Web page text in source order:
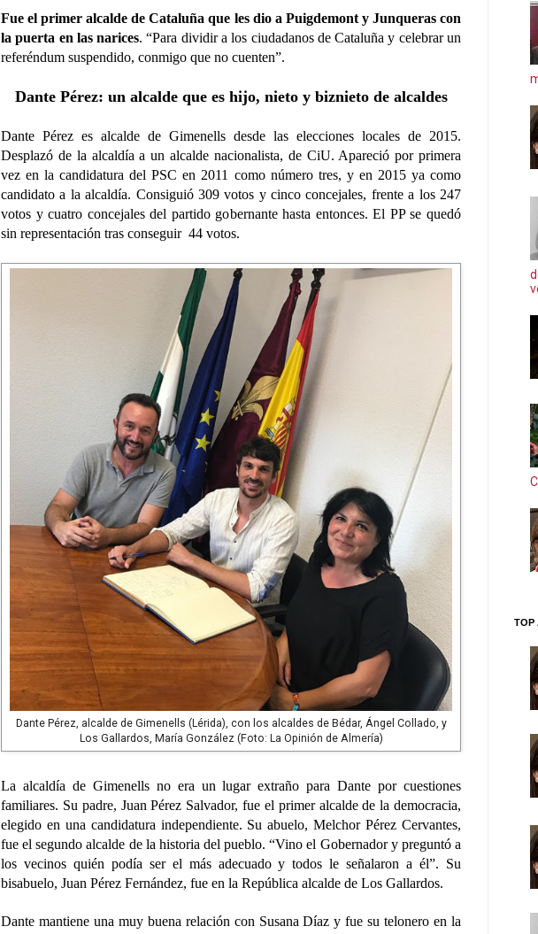
Fue el primer alcalde de Cataluña que les dio a Puigdemont y Junqueras con
la puerta en las narices. “Para dividir a los ciudadanos de Cataluña y celebrar un
referéndum suspendido, conmigo que no cuenten”.
Dante Pérez: un alcalde que es hijo, nieto y biznieto de alcaldes
Dante Pérez es alcalde de Gimenells desde las elecciones locales de 2015.
Desplazó de la alcaldía a un alcalde nacionalista, de CiU. Apareció por primera
vez en la candidatura del PSC en 2011 como número tres, y en 2015 ya como
candidato a la alcaldía. Consiguió 309 votos y cinco concejales, frente a los 247
votos y cuatro concejales del partido gobernante hasta entonces. El PP se quedó
sin representación tras conseguir 44 votos.
Dante Pérez, alcalde de Gimenells (Lérida), con los alcaldes de Bédar, Ángel Collado, y
Los Gallardos, María González (Foto: La Opinión de Almería)
La alcaldía de Gimenells no era un lugar extraño para Dante por cuestiones
familiares. Su padre, Juan Pérez Salvador, fue el primer alcalde de la democracia,
elegido en una candidatura independiente. Su abuelo, Melchor Pérez Cervantes,
fue el segundo alcalde de la historia del pueblo. “Vino el Gobernador y preguntó a
los vecinos quién podía ser el más adecuado y todos le señalaron a él”. Su
bisabuelo, Juan Pérez Fernández, fue en la República alcalde de Los Gallardos.
Dante mantiene una muy buena relación con Susana Díaz y fue su telonero en la
TOP